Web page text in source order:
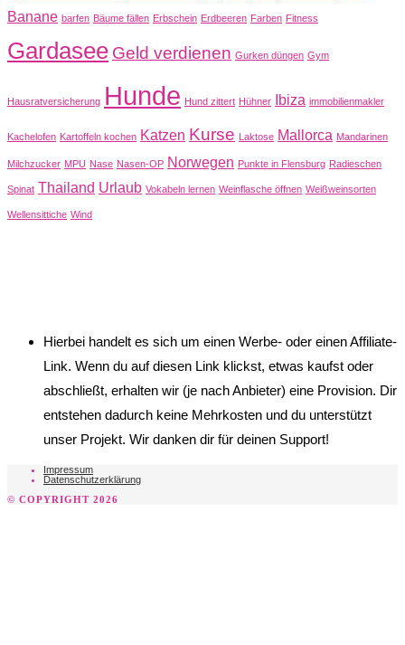
Banane barfen Bäume fällen Erbschein Erdbeeren Farben Fitness
Gardasee Geld verdienen Gurken düngen Gym
Hausratversicherung Hunde Hund zittert Hühner Ibiza immobilienmakler
Kachelofen Kartoffeln kochen Katzen Kurse Laktose Mallorca Mandarinen
Milchzucker MPU Nase Nasen-OP Norwegen Punkte in Flensburg Radieschen
Spinat Thailand Urlaub Vokabeln lernen Weinflasche öffnen Weißweinsorten
Wellensittiche Wind
Hierbei handelt es sich um einen Werbe- oder einen Affiliate-
Link. Wenn du auf diesen Link klickst, etwas kaufst oder
abschließt, erhalten wir (je nach Anbieter) eine Provision. Dir
entstehen dadurch keine Mehrkosten und du unterstützt
unser Projekt. Wir danken dir für deinen Support!
Impressum
Datenschutzerklärung
© COPYRIGHT 2026